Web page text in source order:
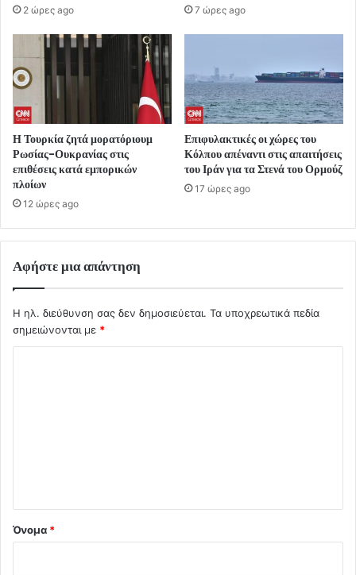
2 ώρες ago 7 ώρες ago
Η Τουρκία ζητά μορατόριουμ
Ρωσίας-Ουκρανίας στις
επιθέσεις κατά εμπορικών
πλοίων
12 ώρες ago
Επιφυλακτικές οι χώρες του
Κόλπου απέναντι στις απαιτήσεις
του Ιράν για τα Στενά του Ορμούζ
17 ώρες ago
Αφήστε μια απάντηση
Η ηλ. διεύθυνση σας δεν δημοσιεύεται. Τα υποχρεωτικά πεδία
σημειώνονται με *
Όνομα *